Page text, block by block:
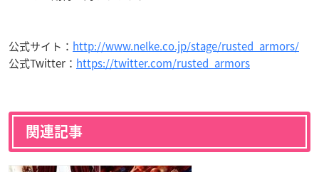
公式サイト： http://www.nelke.co.jp/stage/rusted_armors/
公式Twitter： https://twitter.com/rusted_armors
関連記事